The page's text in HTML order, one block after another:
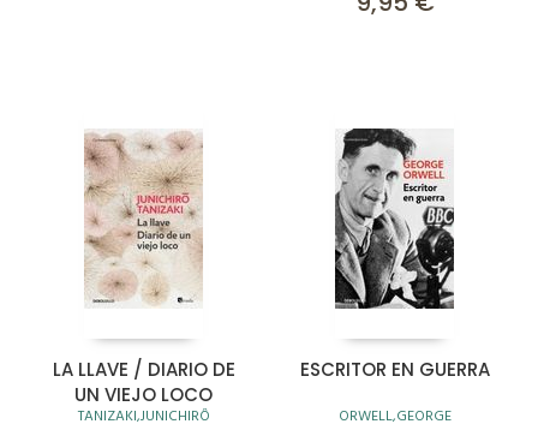
LA LLAVE / DIARIO DE
UN VIEJO LOCO
TANIZAKI,JUNICHIRÔ
ESCRITOR EN GUERRA
ORWELL,GEORGE